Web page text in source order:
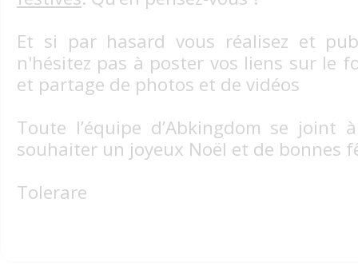
Et si par hasard vous réalisez et
n'hésitez pas à poster vos liens sur le
et partage de photos et de vidéos
Toute l’équipe d’Abkingdom se joint
souhaiter un joyeux Noël et de bonnes
Tolerare